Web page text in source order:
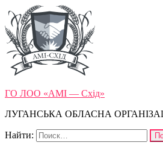
ГО ЛОО «АМІ — Схід»
ЛУГАНСЬКА ОБЛАСНА
Найти: